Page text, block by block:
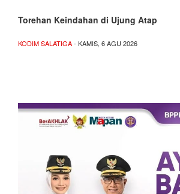
Torehan Keindahan di Ujung Atap
KODIM SALATIGA- KAMIS, 6 AGU 2026